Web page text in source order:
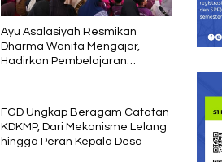
Ayu Asalasiyah Resmikan
Dharma Wanita Mengajar,
Hadirkan Pembelajaran
FGD Ungkap Beragam Catatan
KDKMP, Dari Mekanisme Lelang
hingga Peran Kepala Desa